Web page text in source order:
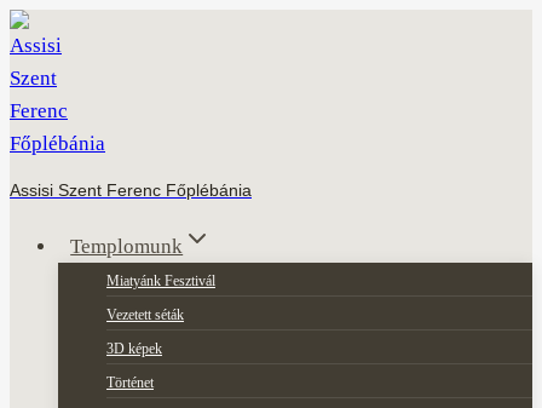
Skip
to
content
Assisi Szent Ferenc Főplébánia
Templomunk
Miatyánk Fesztivál
Vezetett séták
3D képek
Történet